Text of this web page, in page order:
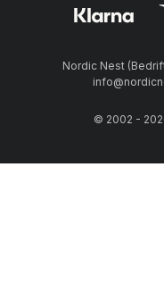
Nordic Nest
© 2002 -